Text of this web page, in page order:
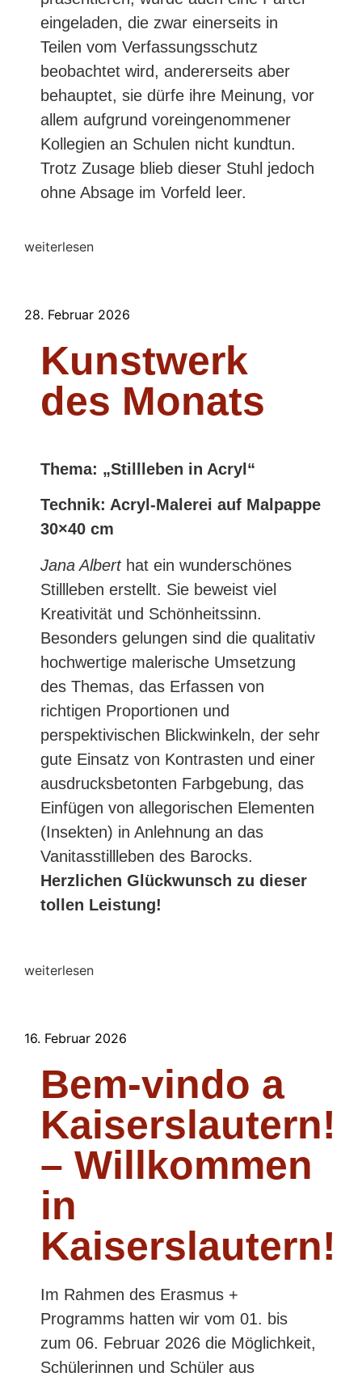
eingeladen, die zwar einerseits in
Teilen vom Verfassungsschutz
beobachtet wird, andererseits aber
behauptet, sie dürfe ihre Meinung, vor
allem aufgrund voreingenommener
Kollegien an Schulen nicht kundtun.
Trotz Zusage blieb dieser Stuhl jedoch
ohne Absage im Vorfeld leer.
weiterlesen
28. Februar 2026
Kunstwerk
des Monats
Thema: „Stillleben in Acryl“
Technik: Acryl-Malerei auf Malpappe
30×40 cm
Jana Alberthat ein wunderschönes
Stillleben erstellt. Sie beweist viel
Kreativität und Schönheitssinn.
Besonders gelungen sind die qualitativ
hochwertige malerische Umsetzung
des Themas, das Erfassen von
richtigen Proportionen und
perspektivischen Blickwinkeln, der sehr
gute Einsatz von Kontrasten und einer
ausdrucksbetonten Farbgebung, das
Einfügen von allegorischen Elementen
(Insekten) in Anlehnung an das
Vanitasstillleben des Barocks.
Herzlichen Glückwunsch zu dieser
tollen Leistung!
weiterlesen
16. Februar 2026
Bem-vindo a
Kaiserslautern!
– Willkommen
in
Kaiserslautern!
Im Rahmen des Erasmus +
Programms hatten wir vom 01. bis
zum 06. Februar 2026 die Möglichkeit,
Schülerinnen und Schüler aus